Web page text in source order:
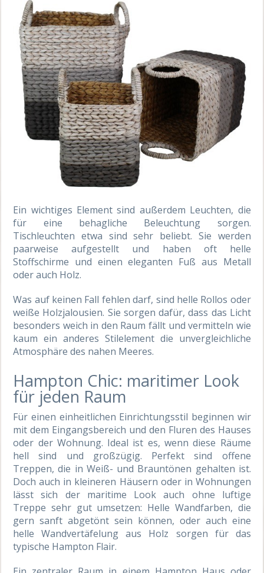
Ein wichtiges Element sind außerdem Leuchten, die
für eine behagliche Beleuchtung sorgen.
Tischleuchten etwa sind sehr beliebt. Sie werden
paarweise aufgestellt und haben oft helle
Stoffschirme und einen eleganten Fuß aus Metall
oder auch Holz.
Was auf keinen Fall fehlen darf, sind helle Rollos oder
weiße Holzjalousien. Sie sorgen dafür, dass das Licht
besonders weich in den Raum fällt und vermitteln wie
kaum ein anderes Stilelement die unvergleichliche
Atmosphäre des nahen Meeres.
Hampton Chic: maritimer Look
für jeden Raum
Für einen einheitlichen Einrichtungsstil beginnen wir
mit dem Eingangsbereich und den Fluren des Hauses
oder der Wohnung. Ideal ist es, wenn diese Räume
hell sind und großzügig. Perfekt sind offene
Treppen, die in Weiß- und Brauntönen gehalten ist.
Doch auch in kleineren Häusern oder in Wohnungen
lässt sich der maritime Look auch ohne luftige
Treppe sehr gut umsetzen: Helle Wandfarben, die
gern sanft abgetönt sein können, oder auch eine
helle Wandvertäfelung aus Holz sorgen für das
typische Hampton Flair.